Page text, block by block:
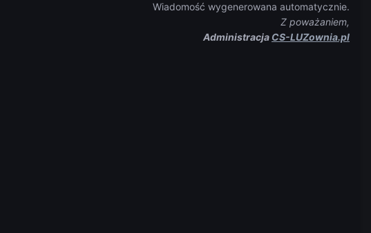
Wiadomość wygenerowana automatycznie.
Z poważaniem,
Administracja CS-LUZownia.pl